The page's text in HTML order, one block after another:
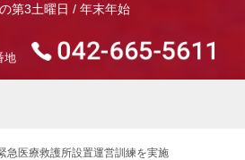
第3土曜日 / 年末年始
地
急医療救護所設置運営訓練を実施